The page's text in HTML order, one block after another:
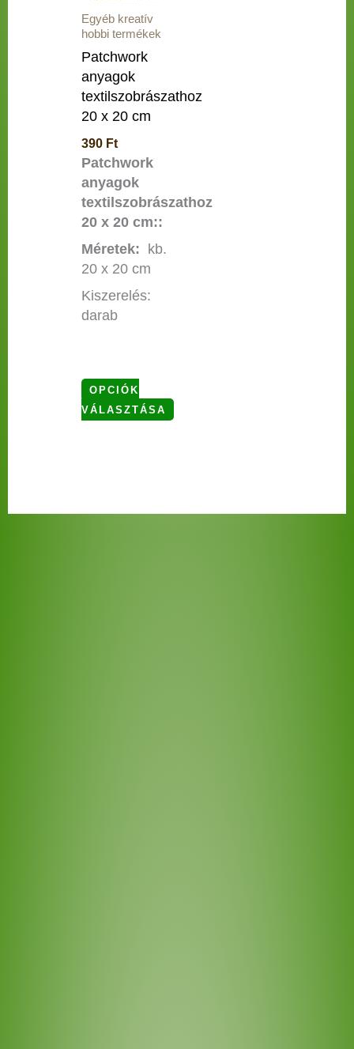
Egyéb kreatív
hobbi termékek
Patchwork
anyagok
textilszobrászathoz
20 x 20 cm
390 Ft
Patchwork
anyagok
textilszobrászathoz
20 x 20 cm::
Méretek: kb.
20 x 20 cm
Kiszerelés:
darab
OPCIÓK
VÁLASZTÁSA
változatok
a
termékoldalon
választhatók
ki